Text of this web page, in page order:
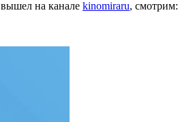
вышел на канале kinomiraru, смотрим: